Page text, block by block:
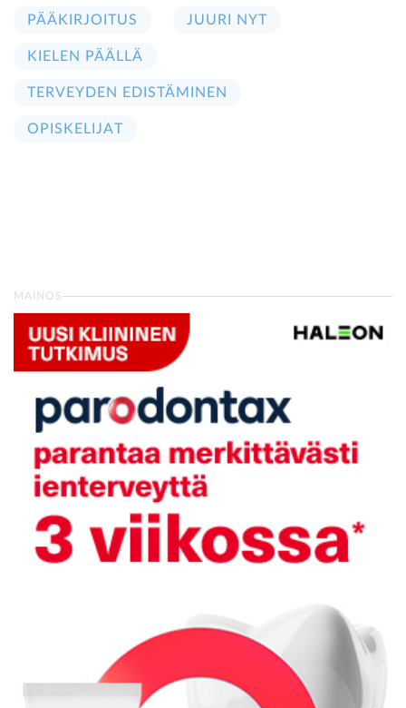
PÄÄKIRJOITUS JUURI NYT
KIELEN PÄÄLLÄ
TERVEYDEN EDISTÄMINEN
OPISKELIJAT
MAINOS